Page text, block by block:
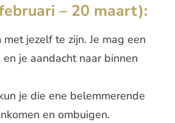
– 20 maart):
jezelf te zijn. Je mag een
je aandacht naar binnen
je die ene belemmerende
en ombuigen.